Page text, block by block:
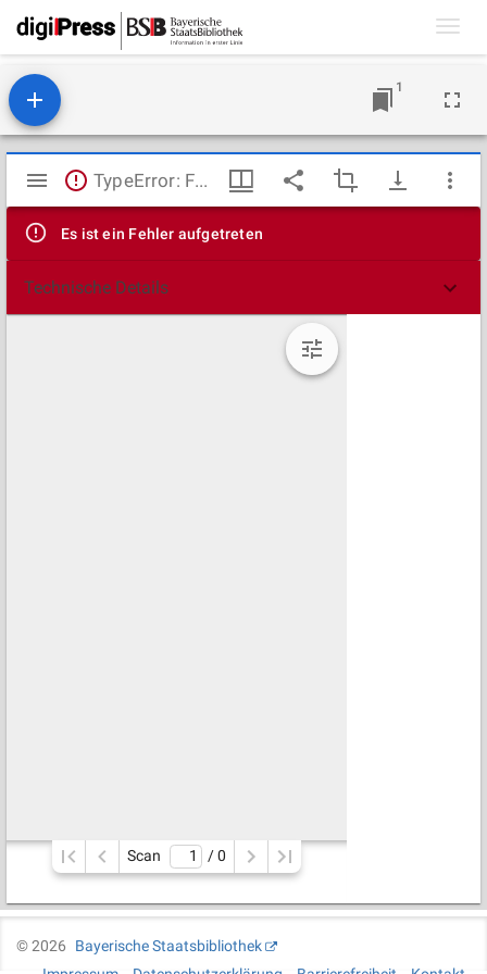
1
Mirador
Viewer
TypeError: Failed to fetch
Es ist ein Fehler aufgetreten
Technische Details
Scan / 0
©2026
Bayerische Staatsbibliothek